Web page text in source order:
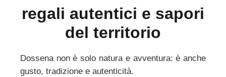
regali autentici e sapori
del territorio
Dossena non è solo natura e avventura: è anche
gusto, tradizione e autenticità.